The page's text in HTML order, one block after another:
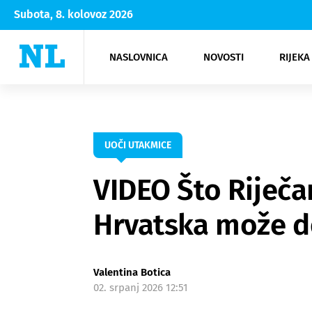
Subota, 8. kolovoz 2026
NASLOVNICA NOVOSTI
Rijeka Opatija
NK
Moda
Kultura
UOČI UTAKMICE
VIDEO Što
Hrvatska može
Valentina Botica
02. srpanj 2026 12:51